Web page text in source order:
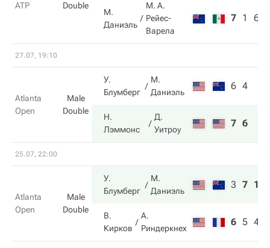
ATP
Double
М.
Даниэль
М. А.
Рейес-
Варела
7 1 6
27.07, 19:10
Atlanta
Open
Male
Double
У.
Блумберг
М.
Даниэль
6 4
Н.
Лэммонс
Д.
Уитроу
7 6
25.07, 22:00
Atlanta
Open
Male
Double
У.
Блумберг
М.
Даниэль
3 7 10
В.
Кирков
А.
Риндеркнех
6 5 4